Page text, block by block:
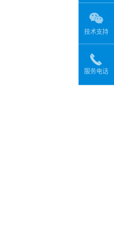
技术支持
服务电话